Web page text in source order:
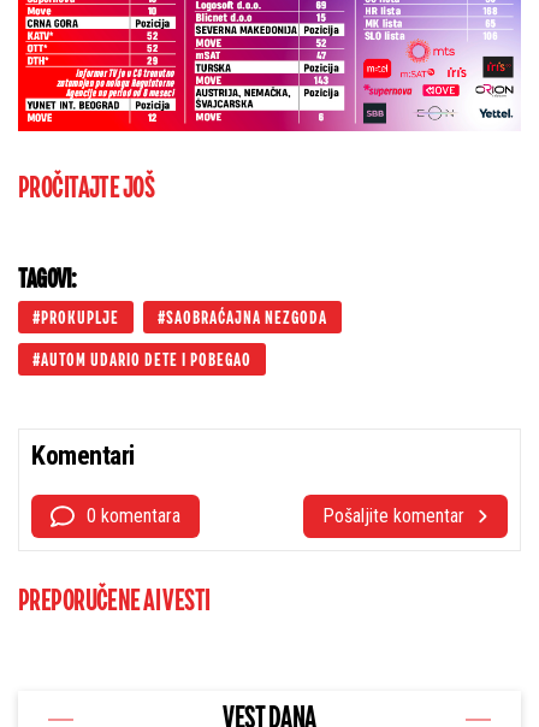
PROČITAJTE JOŠ
TAGOVI:
PROKUPLJE SAOBRAĆAJNA NEZGODA
AUTOM UDARIO DETE I POBEGAO
Komentari
0 komentara Pošaljite komentar
PREPORUČENE AI VESTI
VEST DANA